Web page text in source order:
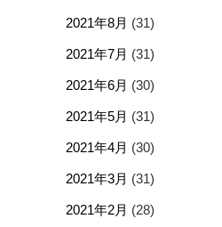
2021年8月 (31)
2021年7月 (31)
2021年6月 (30)
2021年5月 (31)
2021年4月 (30)
2021年3月 (31)
2021年2月 (28)